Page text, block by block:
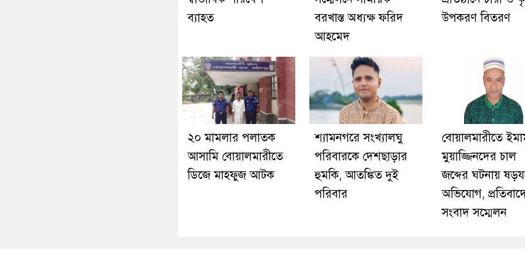
ব্যাহত
বরখাস্ত অধ্যক্ষ ফরিদ
আহমেদ
উপকরণ বিতরণ
২০ মামলার পলাতক
আসামি বোয়ালমারীতে
ডিজে মাহফুজ আটক
শ্যামনগরে সংখ্যালঘু
পরিবারকে দেশছাড়ার
হুমকি, আতঙ্কিত দুই
পরিবার
বোয়ালমারীতে
মুয়াজ্জিনদের চাল
জব্দের ঘটনায়
অভিযোগ,
সংবাদ সম্মেলন